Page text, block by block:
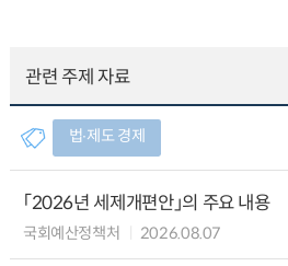
관련 주제 자료
법∙제도 경제
「2026년 세제개편안」의 주요 내용
국회예산정책처 2026.08.07